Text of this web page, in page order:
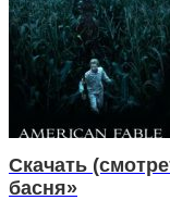
Скачать
басня»